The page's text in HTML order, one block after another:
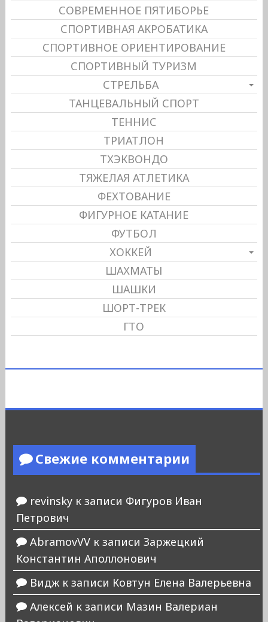
СОВРЕМЕННОЕ ПЯТИБОРЬЕ
СПОРТИВНАЯ АКРОБАТИКА
СПОРТИВНОЕ ОРИЕНТИРОВАНИЕ
СПОРТИВНЫЙ ТУРИЗМ
СТРЕЛЬБА
ТАНЦЕВАЛЬНЫЙ СПОРТ
ТЕННИС
ТРИАТЛОН
ТХЭКВОНДО
ТЯЖЕЛАЯ АТЛЕТИКА
ФЕХТОВАНИЕ
ФИГУРНОЕ КАТАНИЕ
ФУТБОЛ
ХОККЕЙ
ШАХМАТЫ
ШАШКИ
ШОРТ-ТРЕК
ГТО
Свежие комментарии
revinskyк записи Фигуров Иван
Петрович
AbramovVVк записи Заржецкий
Константин Аполлонович
Виджк записи Ковтун Елена Валерьевна
Алексей к записи Мазин Валериан